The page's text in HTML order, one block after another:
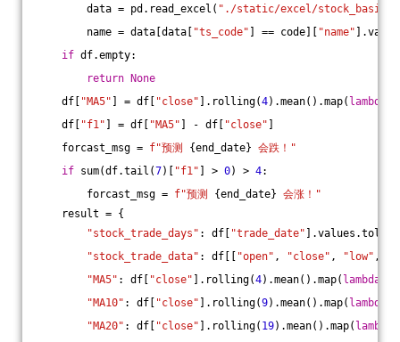
data = pd.read_excel( "./static/excel/
name = data[data[
"ts_code" ] == code][ "name"
if df.empty:
return
None
df[
"MA5" ] = df[ "close" ].rolling(4).mean().map( lambda
df[
"f1" ] = df[ "MA5" ] - df[ "close"
forcast_msg = f"预测 {end_date} 会跌！"
if sum(df.tail(7)[ "f1" ] > 0) > 4:
forcast_msg = f"预测 {end_date} 会涨！"
result = {
"stock_trade_days" : df[ "trade_date"
"stock_trade_data" : df[[ "open" , "close" , "low" ,
"MA5" : df[ "close" ].rolling(4).mean().map( lambda
"MA10" : df[ "close" ].rolling(9).mean().map( lambda
"MA20" : df[ "close" ].rolling( 19).mean().map( lambda